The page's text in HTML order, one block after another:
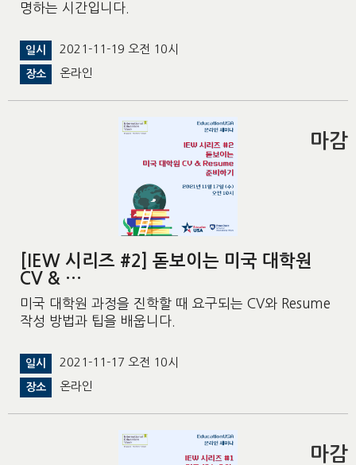
명하는 시간입니다.
일시 2021-11-19 오전 10시
장소 온라인
[IEW 시리즈 #2] 돋보이는 미국 대학원
CV & …
미국 대학원 과정을 진학할 때 요구되는 CV와 Resume
작성 방법과 팁을 배웁니다.
일시 2021-11-17 오전 10시
장소 온라인
마감
마감